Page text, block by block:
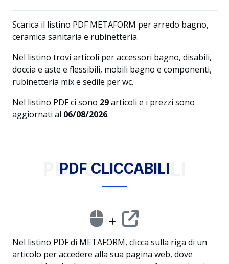
Scarica il listino PDF METAFORM per arredo bagno,
ceramica sanitaria e rubinetteria.
Nel listino trovi articoli per accessori bagno, disabili,
doccia e aste e flessibili, mobili bagno e componenti,
rubinetteria mix e sedile per wc.
Nel listino PDF ci sono 29articoli e i prezzi sono
aggiornati al 06/08/2026.
PDF CLICCABILI
PDF CLICCABILI
Nel listino PDF di METAFORM, clicca sulla riga di un
articolo per accedere alla sua pagina web, dove